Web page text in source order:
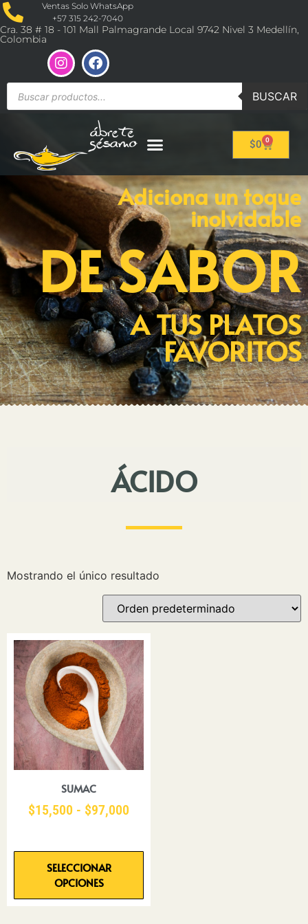
Ventas Solo WhatsApp
+57 315 242-7040
Cra. 38 # 18 - 101 Mall Palmagrande Local 9742 Nivel 3 Medellín,
Colombia
BUSCAR
$0 0
Adiciona un toque
inolvidable
DE SABOR
A TUS PLATOS
FAVORITOS
ÁCIDO
Mostrando el único resultado
SUMAC
$15,500 - $97,000
SELECCIONAR
OPCIONES